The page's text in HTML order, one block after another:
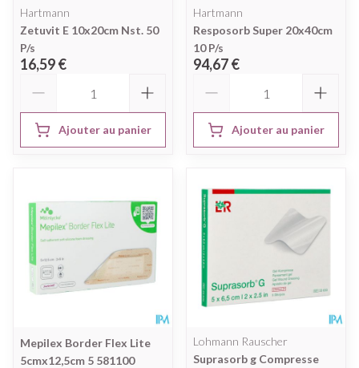
Hartmann
Zetuvit E 10x20cm Nst. 50
P/s
16,59 €
Ajouter au panier
Hartmann
Resposorb Super 20x40cm
10 P/s
94,67 €
Ajouter au panier
Mepilex Border Flex Lite
5cmx12,5cm 5 581100
Lohmann Rauscher
Suprasorb g Compresse